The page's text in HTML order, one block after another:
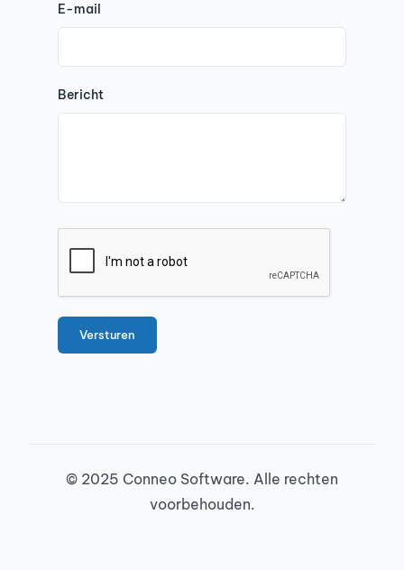
E-mail
Bericht
© 2025 Conneo Software. Alle rechten
voorbehouden.